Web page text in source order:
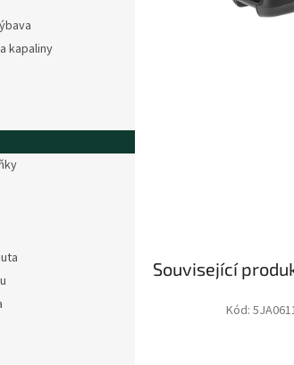
kapaliny
Související
Kód: